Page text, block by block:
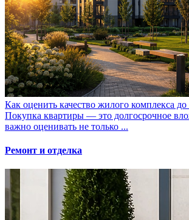
Как оценить качество жилого комплекса
Покупка квартиры — это долгосрочное
важно оценивать не только ...
Ремонт и отделка